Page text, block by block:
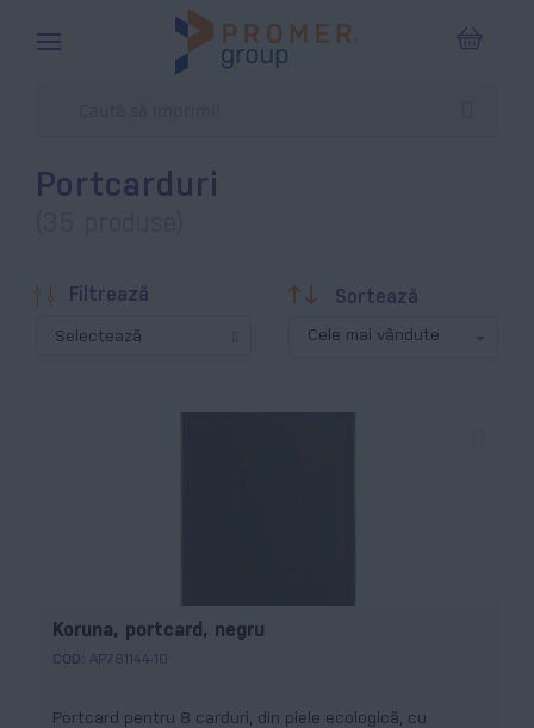
Portcarduri
Filtrează
Selectează
Sortează
Descendentă
Koruna, portcard, negru
COD: AP781144-10
Portcard pentru 8 carduri, din piele ecologică, cu